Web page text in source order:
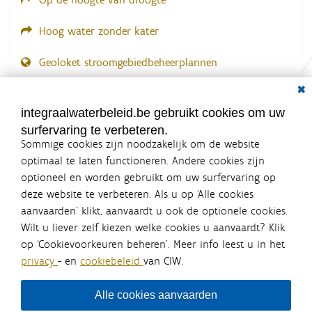
Hoog water zonder kater
Geoloket stroomgebiedbeheerplannen
LOGIN VEREIST
integraalwaterbeleid.be gebruikt cookies om uw
surfervaring te verbeteren.
Sommige cookies zijn noodzakelijk om de website
optimaal te laten functioneren. Andere cookies zijn
optioneel en worden gebruikt om uw surfervaring op
deze website te verbeteren. Als u op ‘Alle cookies
aanvaarden’ klikt, aanvaardt u ook de optionele cookies.
Wilt u liever zelf kiezen welke cookies u aanvaardt? Klik
op ‘Cookievoorkeuren beheren’. Meer info leest u in het
privacy - en cookiebeleid van CIW.
Alle cookies aanvaarden
Integraalwaterbeleid.be is een
officiële website van de Vlaamse
overheid
uitgegeven door Coördinatiecommissie Integraal
Waterbeleid
De Coördinatiecommissie Integraal Waterbeleid (CIW) is een
bestuursniveaus die bij het waterbeleid betrokken zijn. Ook
waterbedrijven nemen deel aan het overleg. Deze